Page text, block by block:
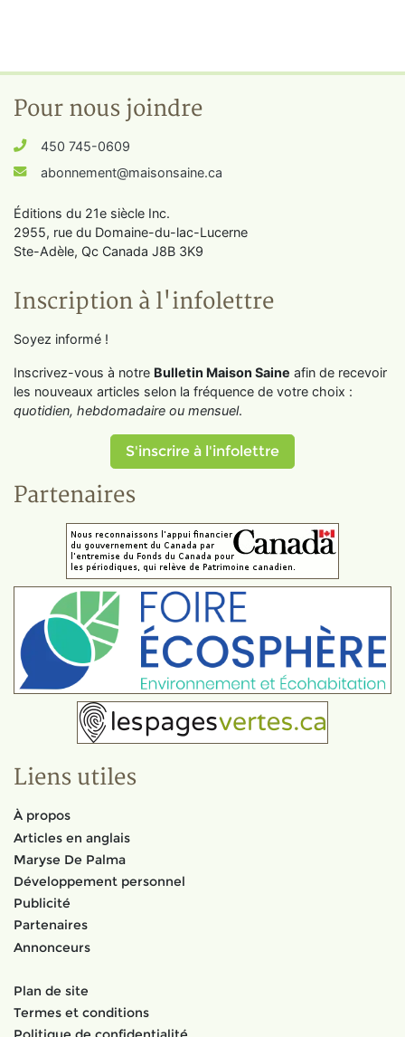
Pour nous joindre
450 745-0609
abonnement@maisonsaine.ca
Éditions du 21e siècle Inc.
2955, rue du Domaine-du-lac-Lucerne
Ste-Adèle, Qc Canada J8B 3K9
Inscription à l'infolettre
Soyez informé !
Inscrivez-vous à notre Bulletin Maison Saine afin de recevoir
les nouveaux articles selon la fréquence de votre choix :
quotidien, hebdomadaire ou mensuel.
S'inscrire à l'infolettre
Partenaires
Liens utiles
À propos
Articles en anglais
Maryse De Palma
Développement personnel
Publicité
Partenaires
Annonceurs
Plan de site
Termes et conditions